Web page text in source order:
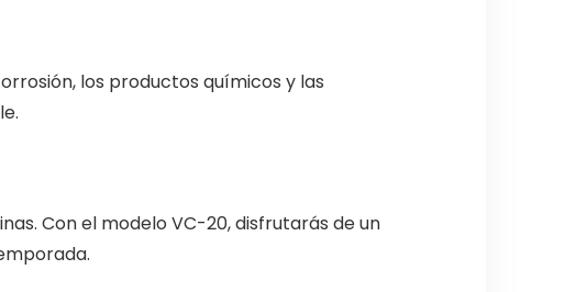
los productos químicos y las
Con el modelo VC-20, disfrutarás de un